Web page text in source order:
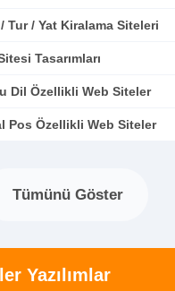
Tur / Yat Kiralama Siteleri
Tasarımları
Dil Özellikli Web Siteler
Pos Özellikli Web Siteler
Tümünü Göster
Yazılımlar